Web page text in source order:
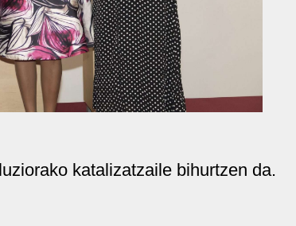
katalizatzaile bihurtzen da.